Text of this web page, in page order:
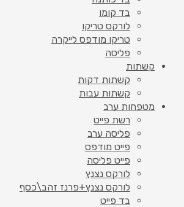
בד קומו
לורקס טריקו
טריקו מודפס לייקרה
פליסה
קשתות
קשתות דקות
קשתות עבות
מטפחות ערב
רשת פייט
פליסה ערב
פייט מודפס
פייט פליסה
לורקס נצנץ
לורקס נצנץ+פרנז זהב\כסף
בד פייט